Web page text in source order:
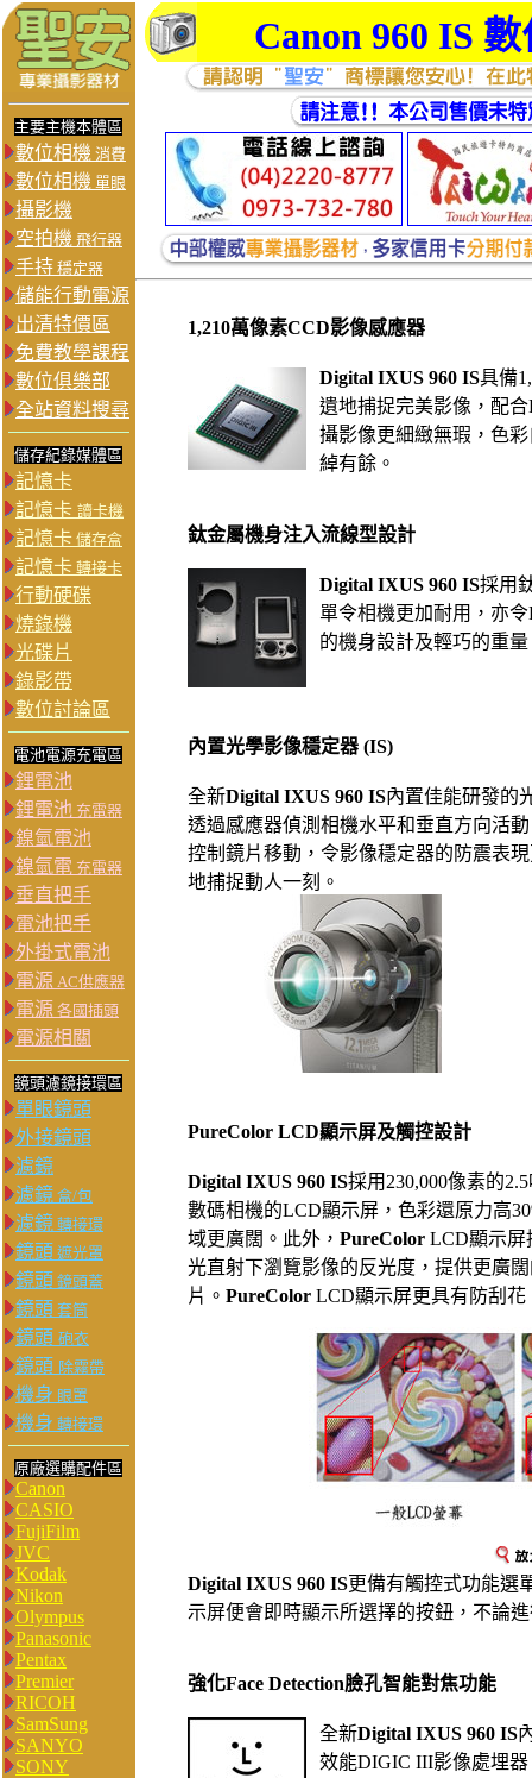
Canon 960 IS 數
主要主機本體區
數位相機 消費
數位相機 單眼
攝影機
空拍機 飛行器
手持 穩定器
儲能行動電源
出清特價區
免費教學課程
數位俱樂部
全站資料搜尋
儲存紀錄媒體區
記憶卡
記憶卡 讀卡機
記憶卡 儲存盒
記憶卡 轉接卡
行動硬碟
燒錄機
光碟片
錄影帶
數位討論區
電池電源充電區
鋰電池
鋰電池 充電器
鎳氫電池
鎳氫電 充電器
垂直把手
電池把手
外掛式電池
電源 AC供應器
電源 各國插頭
電源相關
鏡頭濾鏡接環區
單眼鏡頭
外接鏡頭
濾鏡
濾鏡 盒/包
濾鏡 轉接環
鏡頭 遮光罩
鏡頭 鏡頭蓋
鏡頭 套筒
鏡頭 砲衣
鏡頭 除霧帶
機身 眼罩
機身 轉接環
原廠選購配件區
Canon
CASIO
FujiFilm
JVC
Kodak
Nikon
Olympus
Panasonic
Pentax
Premier
RICOH
SamSung
SANYO
SONY
1,210萬像素CCD影像感應器
Digital IXUS 960 IS具備
遺地捕捉完美影像，配
攝影像更細緻無瑕，色
綽有餘。
鈦金屬機身注入流線型設計
Digital IXUS 960 IS採用
單令相機更加耐用，亦
的機身設計及輕巧的重
內置光學影像穩定器 (IS)
全新Digital IXUS 960 IS內置佳能研發的
透過感應器偵測相機水平和垂直方向活
控制鏡片移動，令影像穩定器的防震表
地捕捉動人一刻。
PureColor LCD顯示屏及觸控設計
Digital IXUS 960 IS採用230,000像素的
數碼相機的LCD顯示屏，色彩還原力高
域更廣闊。此外， PureColor LCD顯示屏
光直射下瀏覽影像的反光度，提供更廣
片。 PureColor LCD顯示屏更具有防刮
Digital IXUS 960 IS更備有觸控式功能選
示屏便會即時顯示所選擇的按鈕，不論
強化Face Detection臉孔智能對焦功能
全新Digital IXUS 960 IS
效能DIGIC III影像處埋